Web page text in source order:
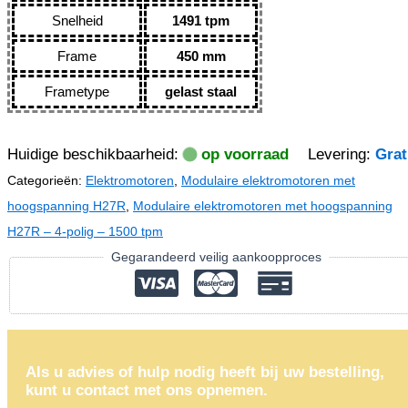
Snelheid 1491 tpm
Frame 450 mm
Frametype gelast staal
Huidige beschikbaarheid: op voorraad Levering:
Categorieën: Elektromotoren, Modulaire elektromotoren met
hoogspanning H27R, Modulaire elektromotoren met hoogspanning
H27R – 4-polig – 1500 tpm
Gegarandeerd veilig aankoopproces
Als u advies of hulp nodig heeft bij uw bestelling,
kunt u contact met ons opnemen.